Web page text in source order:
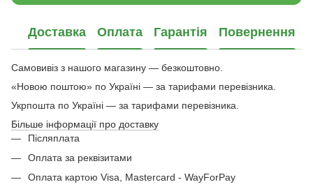
Доставка Оплата Гарантія Повернення
Самовивіз з нашого магазину — безкоштовно.
«Новою поштою» по Україні — за тарифами перевізника.
Укрпошта по Україні — за тарифами перевізника.
Більше інформації про доставку
Післяплата
Оплата за реквізитами
Оплата картою Visa, Mastercard - WayForPay